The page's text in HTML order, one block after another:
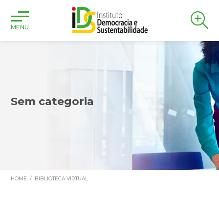
MENU
Sem categoria
HOME / BIBLIOTECA VIRTUAL